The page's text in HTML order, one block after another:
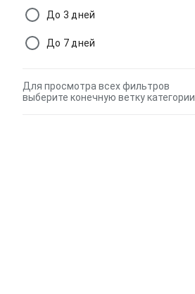
До 3 дней
До 7 дней
Для просмотра всех фильтров
выберите конечную ветку категории